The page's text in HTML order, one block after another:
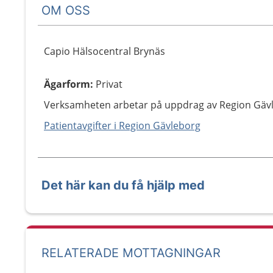
OM OSS
Capio Hälsocentral Brynäs
Ägarform: Privat
Verksamheten arbetar på uppdrag av Region
Patientavgifter i Region Gävleborg
Det här kan du få hjälp med
RELATERADE MOTTAGNINGAR